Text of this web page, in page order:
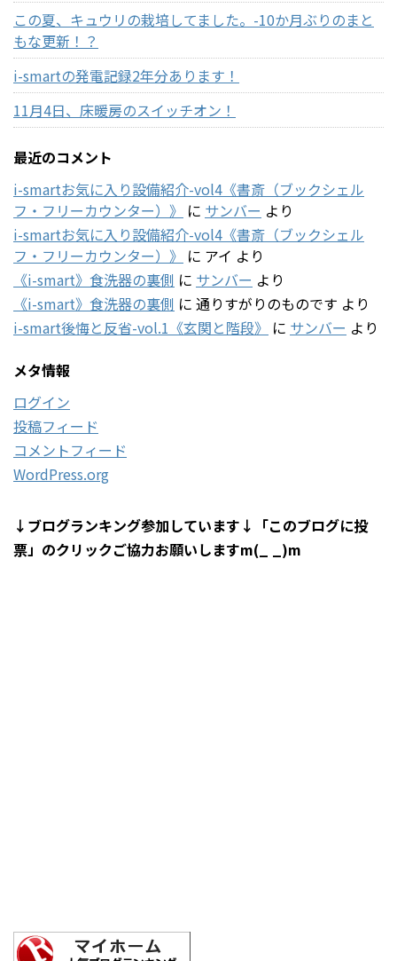
この夏、キュウリの栽培してました。-10か月ぶりのまと
もな更新！？
i-smartの発電記録2年分あります！
11月4日、床暖房のスイッチオン！
最近のコメント
i-smartお気に入り設備紹介-vol4《書斎（ブックシェル
フ・フリーカウンター）》 に サンバー より
i-smartお気に入り設備紹介-vol4《書斎（ブックシェル
フ・フリーカウンター）》 に アイ より
《i-smart》食洗器の裏側 に サンバー より
《i-smart》食洗器の裏側 に 通りすがりのものです より
i-smart後悔と反省-vol.1《玄関と階段》 に サンバー より
メタ情報
ログイン
投稿フィード
コメントフィード
WordPress.org
↓ブログランキング参加しています↓「このブログに投
票」のクリックご協力お願いしますm(_ _)m